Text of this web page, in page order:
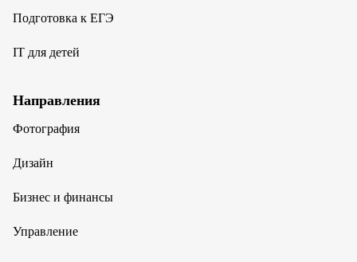
Подготовка к ЕГЭ
IT для детей
Направления
Фотография
Дизайн
Бизнес и финансы
Управление